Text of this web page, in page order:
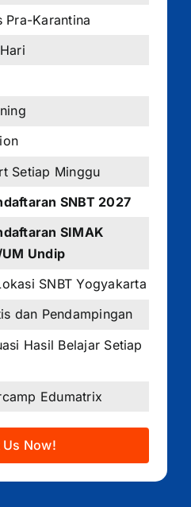
Pra-Karantina
Setiap Minggu
SNBT 2027
SIMAK
Undip
SNBT Yogyakarta
dan Pendampingan
Hasil Belajar Setiap
Edumatrix
Us Now!